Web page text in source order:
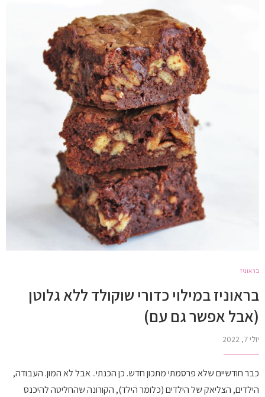
בראוניז
בראוניז במילוי כדורי שוקולד ללא גלוטן
(אבל אפשר גם עם)
יולי 7, 2022
כבר חודשיים שלא פרסמתי מתכון חדש. כן הכנתי.. אבל לא המון. העבודה,
הילדים, הצליאק של הילדים (כלומר הילד), הקורונה שהחליטה להיכנס